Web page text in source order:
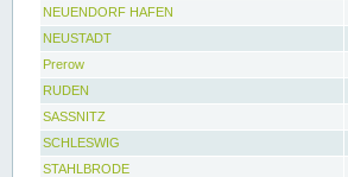
NEUENDORF HAFEN
NEUSTADT
Prerow
RUDEN
SASSNITZ
SCHLESWIG
STAHLBRODE